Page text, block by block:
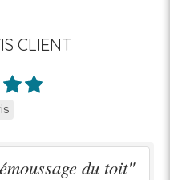
CLIENT
du toit"